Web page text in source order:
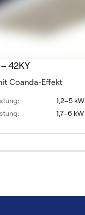
42KY
Coanda-Effekt
1,2–5 kW
1,7–6 kW